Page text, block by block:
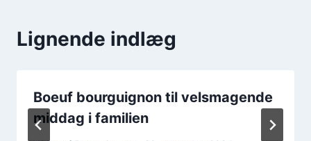
Lignende indlæg
Boeuf bourguignon til velsmagende
middag i familien